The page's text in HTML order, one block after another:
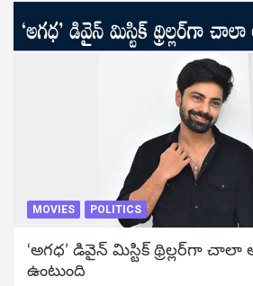
MOVIES POLITICS
‘అగధ’ డివైన్ మిస్టిక్ థ్రిల్లర్‌గా చాలా
ఉంటుంది